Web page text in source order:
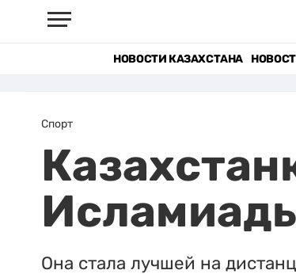
НОВОСТИ КАЗАХСТАНА
Спорт
Она стала лучшей на